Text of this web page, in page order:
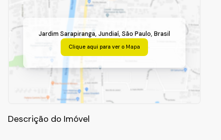
Jardim Sarapiranga, Jundiaí, São Paulo, Brasil
Clique aqui para ver o Mapa
Descrição do Imóvel